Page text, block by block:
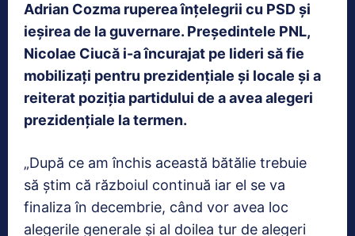
Adrian Cozma ruperea înțelegrii cu PSD și
ieșirea de la guvernare. Președintele PNL,
Nicolae Ciucă i-a încurajat pe lideri să fie
mobilizați pentru prezidențiale și locale și a
reiterat poziția partidului de a avea alegeri
prezidențiale la termen.
„După ce am închis această bătălie trebuie
să știm că războiul continuă iar el se va
finaliza în decembrie, când vor avea loc
alegerile generale și al doilea tur de alegeri